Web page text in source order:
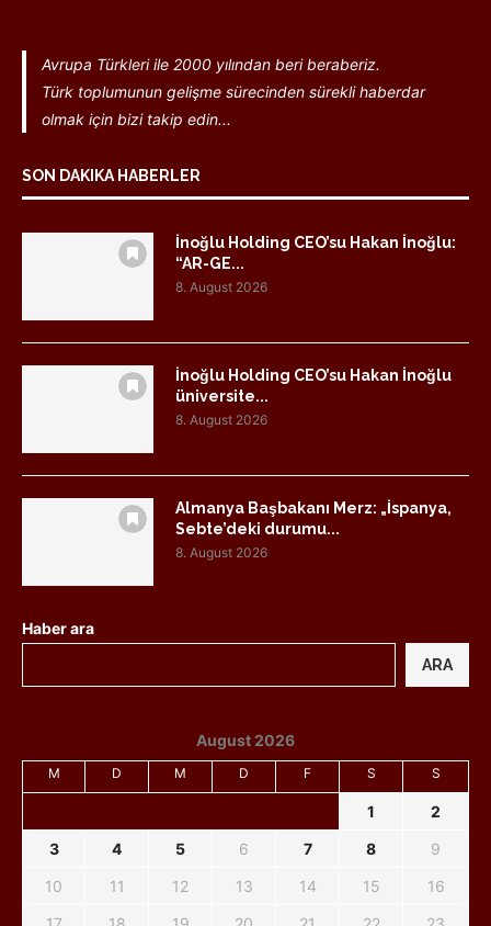
Avrupa Türkleri ile 2000 yılından beri beraberiz.
Türk toplumunun gelişme sürecinden sürekli haberdar
olmak için bizi takip edin...
SON DAKIKA HABERLER
İnoğlu Holding CEO’su Hakan İnoğlu:
“AR-GE...
8. August 2026
İnoğlu Holding CEO’su Hakan İnoğlu
üniversite...
8. August 2026
Almanya Başbakanı Merz: „İspanya,
Sebte’deki durumu...
8. August 2026
Haber ara
ARA
August 2026
M D M D F S S
1
2
3
4 5 6 7 8
9
10
11 12 13 14 15
16